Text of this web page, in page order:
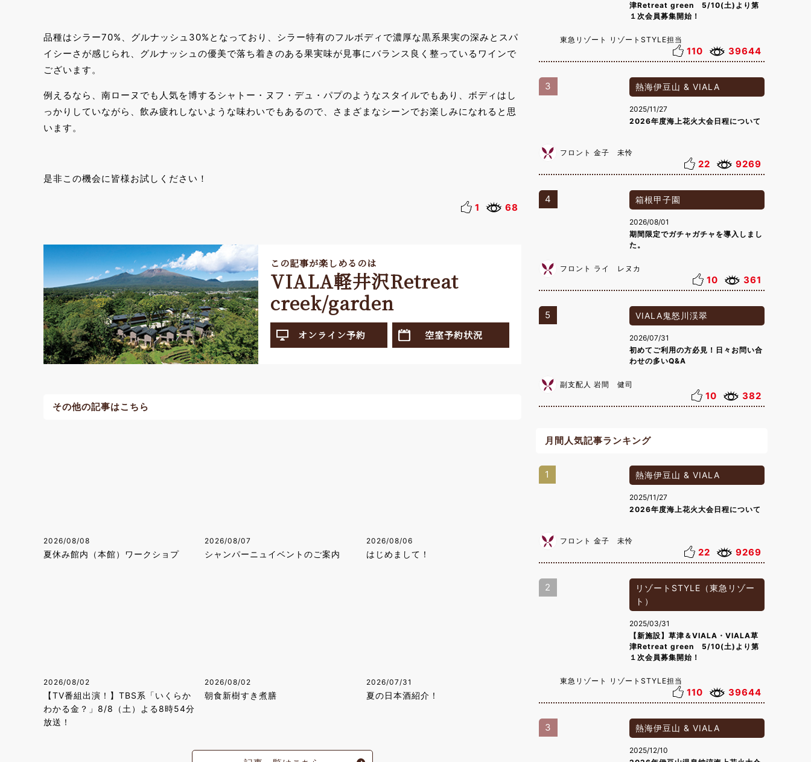
品種はシラー70%、グルナッシュ30%となっており、シラー特有のフルボディで濃厚な黒系果実の深みとスパ
イシーさが感じられ、グルナッシュの優美で落ち着きのある果実味が見事にバランス良く整っているワインで
ございます。
例えるなら、南ローヌでも人気を博するシャトー・ヌフ・デュ・パプのようなスタイルでもあり、ボディはし
っかりしていながら、飲み疲れしないような味わいでもあるので、さまざまなシーンでお楽しみになれると思
います。
是非この機会に皆様お試しください！
1 68
この記事が楽しめるのは
VIALA軽井沢Retreat
creek/garden
オンライン予約 空室予約状況
その他の記事はこちら
2026/08/08
夏休み館内（本館）ワークショプ
2026/08/07
シャンパーニュイベントのご案内
2026/08/06
はじめまして！
2026/08/02
【TV番組出演！】TBS系「いくらか
わかる金？」8/8（土）よる8時54分
放送！
2026/08/02
朝食新樹すき煮膳
2026/07/31
夏の日本酒紹介！
津Retreat green 5/10(土)より第
１次会員募集開始！
東急リゾート リゾートSTYLE担当
110 39644
3 熱海伊豆山 & VIALA
2025/11/27
2026年度海上花火大会日程について
フロント 金子 未怜
22 9269
4 箱根甲子園
2026/08/01
期間限定でガチャガチャを導入しまし
た。
フロント ライ レヌカ
10 361
5 VIALA鬼怒川渓翠
2026/07/31
初めてご利用の方必見！日々お問い合
わせの多いQ&A
副支配人 岩間 健司
10 382
月間人気記事ランキング
1 熱海伊豆山 & VIALA
2025/11/27
2026年度海上花火大会日程について
フロント 金子 未怜
22 9269
2
リゾートSTYLE（東急リゾー
ト）
2025/03/31
【新施設】草津＆VIALA・VIALA草
津Retreat green 5/10(土)より第
１次会員募集開始！
東急リゾート リゾートSTYLE担当
110 39644
3 熱海伊豆山 & VIALA
2025/12/10